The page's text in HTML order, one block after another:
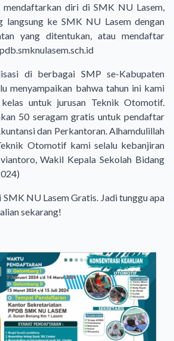
diri di SMK NU Lasem,
langsung ke SMK NU Lasem dengan
yang ditentukan, atau mendaftar
di berbagai SMP se-Kabupaten
menyampaikan bahwa tahun ini kami
untuk jurusan Teknik Otomotif.
50 seragam gratis untuk pendaftar
dan Perkantoran. Alhamdulillah
Otomotif kami selalu kebanjiran
Wakil Kepala Sekolah Bidang
NU Lasem Gratis. Jadi tunggu apa
sekarang!